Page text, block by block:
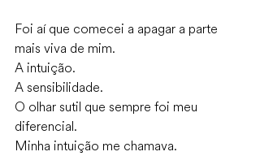
Foi aí que comecei a apagar a parte
mais viva de mim.
A intuição.
A sensibilidade.
O olhar sutil que sempre foi meu
diferencial.
Minha intuição me chamava.